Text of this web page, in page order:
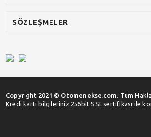
SÖZLEŞMELER
Copyright 2021 © Otomenekse.com. Tüm
Kredi kartı bilgileriniz 256bit SSL sertifikası ile